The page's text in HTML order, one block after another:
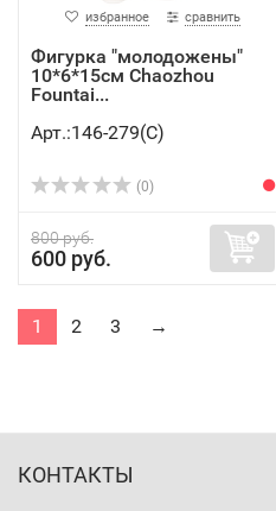
избранное сравнить
Фигурка "молодожены"
10*6*15см Chaozhou
Fountai...
Арт.:146-279(C)
(0)
800 руб.
600 руб.
1 2 3 →
КОНТАКТЫ